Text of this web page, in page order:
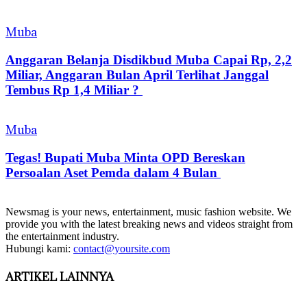
Muba
Anggaran Belanja Disdikbud Muba Capai Rp, 2,2
Miliar, Anggaran Bulan April Terlihat Janggal
Tembus Rp 1,4 Miliar ?
Muba
Tegas! Bupati Muba Minta OPD Bereskan
Persoalan Aset Pemda dalam 4 Bulan
Newsmag is your news, entertainment, music fashion website. We
provide you with the latest breaking news and videos straight from
the entertainment industry.
Hubungi kami: contact@yoursite.com
ARTIKEL LAINNYA